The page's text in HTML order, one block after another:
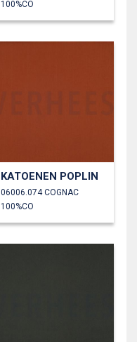
100%CO
KATOENEN POPLIN
06006.074 COGNAC
100%CO